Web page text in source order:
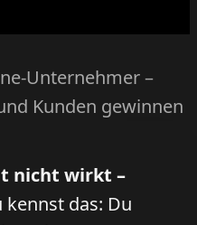
nicht wirkt –
kennst das: Du